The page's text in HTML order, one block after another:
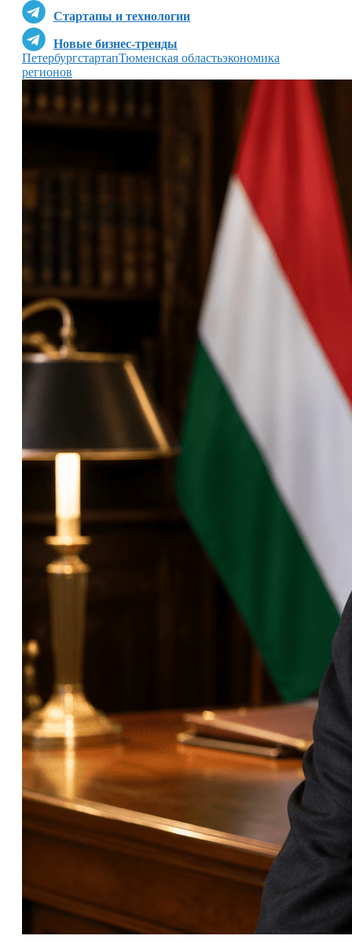
Стартапы и технологии
Новые бизнес-тренды
ПетербургстартапТюменская областьэкономика
регионов